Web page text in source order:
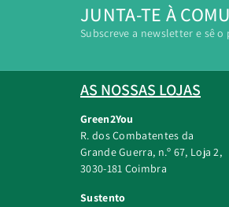
JUNTA-TE À
Subscreve a newsletter e sê
AS NOSSAS LOJAS
Green2You
R. dos Combatentes da
Grande Guerra, n.º 67, Loja 2,
3030-181 Coimbra
Sustento